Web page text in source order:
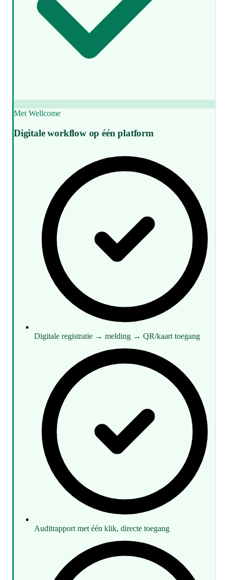
Met Wellcome
Digitale workflow op één platform
Digitale registratie → melding → QR/kaart toegang
Auditrapport met één klik, directe toegang